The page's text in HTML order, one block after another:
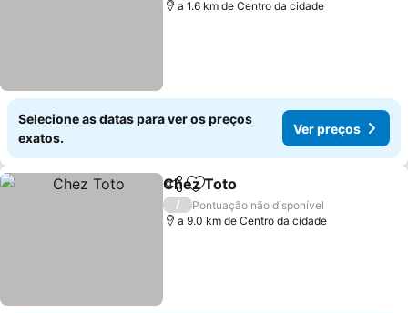
a 1.6 km de Centro da cidade
Selecione as datas para ver os preços
exatos.
Ver preços
PartilharAdicionar aos favoritos
Chez Toto
/
Pontuação não disponível
a 9.0 km de Centro da cidade